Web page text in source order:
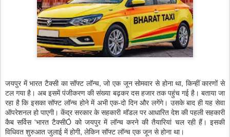
जयपुर में भारत टैक्सी का सॉफ्ट लॉन्च, जो एक जून सोमवार से होना था, किन्हीं कारणों से
टल गया है। अब इसमें पंजीकरण की संख्या बढ़कर दस हजार तक पहुंच गई है। बताया जा
रहा है कि इसका सॉफ्ट लॉन्च होने में अभी एक-दो दिन और लगेंगे। उसके बाद ही यह सेवा
ऑपरेशनल हो पाएगी। केंद्र सरकार के सहकारी मॉडल पर आधारित देश की पहली सहकारी
कैब सर्विस 'भारत टैक्सीÓ को जयपुर में लॉन्च करने की तैयारियां चल रही हैं। इसकी
विधिवत शुरुआत जुलाई में होगी, लेकिन सॉफ्ट लॉन्च एक जून से होना था।